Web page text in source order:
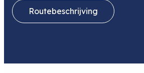
Routebeschrijving